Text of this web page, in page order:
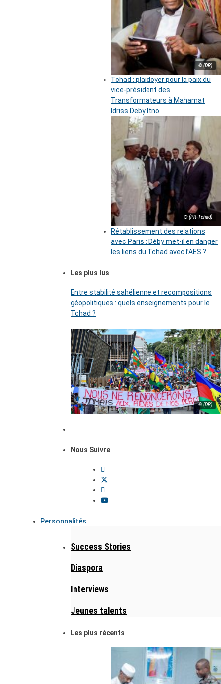
© (DR)
Tchad : plaidoyer pour la paix du
vice-président des
Transformateurs à Mahamat
Idriss Deby Itno
© (PR-Tchad)
Rétablissement des relations
avec Paris : Déby met-il en danger
les liens du Tchad avec l’AES ?
Les plus lus
Entre stabilité sahélienne et recompositions
géopolitiques : quels enseignements pour le
Tchad ?
© (DR)
Nous Suivre
Personnalités
Success Stories
Diaspora
Interviews
Jeunes talents
Les plus récents